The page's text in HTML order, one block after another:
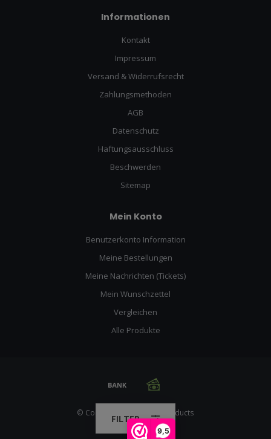
9,5
Informationen
Kontakt
Impressum
Versand & Widerrufsrecht
Zahlungsmethoden
AGB
Datenschutz
Haftungsausschluss
Beschwerden
Sitemap
Mein Konto
Benutzerkonto Information
Meine Bestellungen
Meine Nachrichten (Tickets)
Mein Wunschzettel
Vergleichen
Alle Produkte
© Copyright 2026 Racing Products
FILTER